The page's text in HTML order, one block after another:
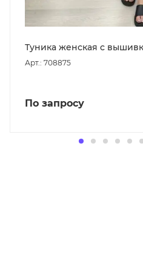
Туника женская с
Арт.: 708875
По запросу